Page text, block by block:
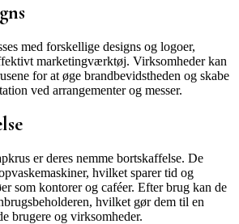
med forskellige designs og logoer,
marketingværktøj. Virksomheder kan
for at øge brandbevidstheden og skabe
ved arrangementer og messer.
er deres nemme bortskaffelse. De
hvilket sparer tid og
som kontorer og caféer. Efter brug kan de
hvilket gør dem til en
brugere og virksomheder.